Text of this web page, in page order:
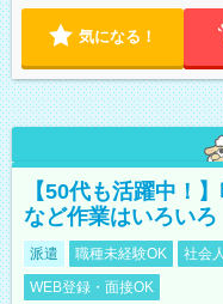
気になる！
【50代も活躍中！
など作業はいろいろ
派遣 職種未経験OK 社会
WEB登録・面接OK